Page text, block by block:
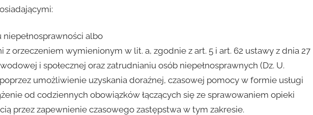
albo
orzeczeniem wymienionym w lit. a, zgodnie z art. 5 i art. 62 ustawy z dnia 27
i społecznej oraz zatrudnianiu osób niepełnosprawnych (Dz. U.
poprzez umożliwienie uzyskania doraźnej, czasowej pomocy w formie usługi
od codziennych obowiązków łączących się ze sprawowaniem opieki
przez zapewnienie czasowego zastępstwa w tym zakresie.